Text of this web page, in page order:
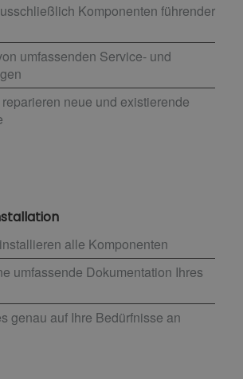
Komponenten führender
umfassenden Service- und
neue und existierende
alle Komponenten
umfassende Dokumentation Ihres
genau auf Ihre Bedürfnisse an